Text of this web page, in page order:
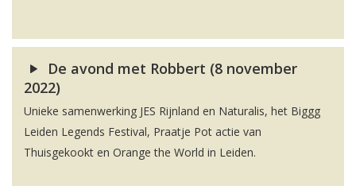
De avond met Robbert (8 november
2022)
Unieke samenwerking JES Rijnland en Naturalis, het Biggg
Leiden Legends Festival, Praatje Pot actie van
Thuisgekookt en Orange the World in Leiden.